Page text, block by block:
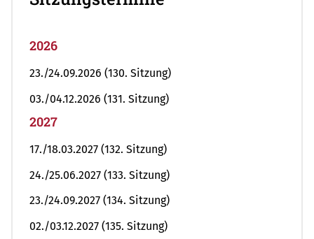
2026
23./24.09.2026 (130. Sitzung)
03./04.12.2026 (131. Sitzung)
2027
17./18.03.2027 (132. Sitzung)
24./25.06.2027 (133. Sitzung)
23./24.09.2027 (134. Sitzung)
02./03.12.2027 (135. Sitzung)